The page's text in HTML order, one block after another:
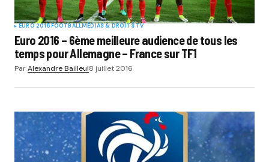
EURO 2016FOOTBALLMÉDIAS & DROITS TV
Euro 2016 – 6ème meilleure audience de tous les
temps pour Allemagne – France sur TF1
ParAlexandre Bailleul8 juillet 2016